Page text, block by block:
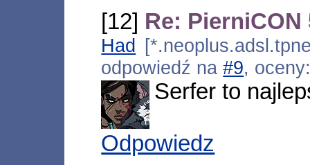
[12] Re: PierniCON
Had
odpowiedź na#9,
Serfer to
Odpowiedz